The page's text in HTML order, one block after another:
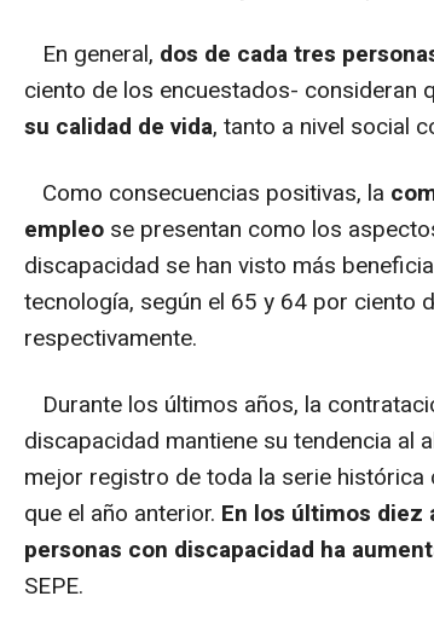
En general, dos de cada tres
ciento de los encuestados- consideran
su calidad de vida, tanto a nivel social
Como consecuencias positivas, la
empleo se presentan como los
discapacidad se han visto más
tecnología, según el 65 y 64 por ciento
respectivamente.
Durante los últimos años, la
discapacidad mantiene su tendencia al
mejor registro de toda la serie histórica
que el año anterior. En los últimos diez
personas con discapacidad ha
SEPE.